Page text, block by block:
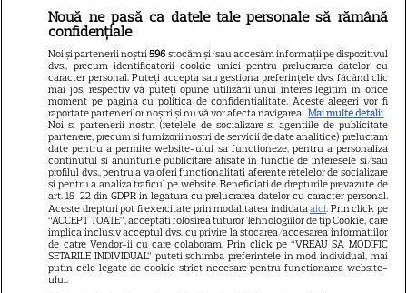
9
Meryl Streep, gest
impresionant pentru Anne
Hathaway și Emily Blunt la
„Diavolul se îmbracă de la
Prada 2”. Ce salarii ar fi primit
actrițele
13
VEDETE STRĂINE
Tom Holland, decizie radicală
pentru noul său film! Ce
promisiune a făcut actorul
după momentele virale în care
a făcut senzație prin dans
Nouă ne pasă ca datele tale personale să rămână
confidențiale
Noi și partenerii noștri596 stocăm și/sau accesăm informații pe dispozitivul
dvs., precum identificatorii cookie unici pentru prelucrarea datelor cu
caracter personal. Puteți accepta sau gestiona preferințele dvs. făcând clic
mai jos, respectiv vă puteți opune utilizării unui interes legitim în orice
moment pe pagina cu politica de confidențialitate. Aceste alegeri vor fi
raportate partenerilor noștri și nu vă vor afecta navigarea. Mai multe detalii
Noi si partenerii nostri (retelele de socializare si agentiile de publicitate
partenere, precum si furnizorii nostri de servicii de date analitice) prelucram
date pentru a permite website-ului sa functioneze, pentru a personaliza
continutul si anunturile publicitare afisate in functie de interesele si/sau
profilul dvs., pentru a va oferi functionalitati aferente retelelor de socializare
si pentru a analiza traficul pe website. Beneficiati de drepturile prevazute de
art. 15-22 din GDPR in legatura cu prelucrarea datelor cu caracter personal.
Aceste drepturi pot fi exercitate prin modalitatea indicataaici. Prin click pe
“ACCEPT TOATE”, acceptati folosirea tuturor Tehnologiilor de tip Cookie, care
implica inclusiv acceptul dvs. cu privire la stocarea/accesarea informatiilor
de catre Vendor-ii cu care colaboram. Prin click pe “VREAU SA MODIFIC
SETARILE INDIVIDUAL” puteti schimba preferintele in mod individual, mai
putin cele legate de cookie strict necesare pentru functionarea website-
ului.